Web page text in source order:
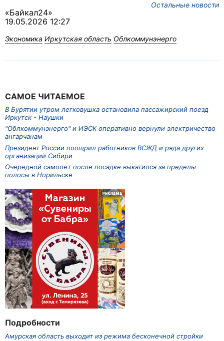
Остальные новости
«Байкал24»
19.05.2026 12:27
Экономика Иркутская область Облкоммунэнерго
САМОЕ ЧИТАЕМОЕ
В Бурятии утром легковушка остановила пассажирский поезд
Иркутск - Наушки
"Облкоммунэнерго" и ИЭСК оперативно вернули электричество
ангарчанам
Президент России поощрил работников ВСЖД и ряда других
организаций Сибири
Очередной самолет после посадке выкатился за пределы
полосы в Норильске
Подробности
Амурская область выходит из режима бесконечной стройки